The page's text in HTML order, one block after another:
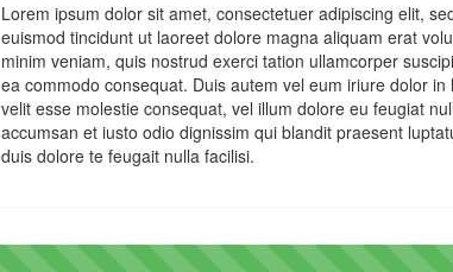
Lorem ipsum dolor sit amet, consectetuer adipiscing elit,
euismod tincidunt ut laoreet dolore magna aliquam erat
minim veniam, quis nostrud exerci tation ullamcorper
ea commodo consequat. Duis autem vel eum iriure dolor
velit esse molestie consequat, vel illum dolore eu feugiat
accumsan et iusto odio dignissim qui blandit praesent
duis dolore te feugait nulla facilisi.